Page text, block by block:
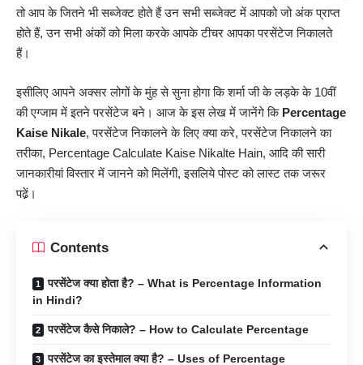
तो आप के जितने भी सब्जेक्ट होते हैं उन सभी सब्जेक्ट में आपको जो अंक प्राप्त
होते हैं, उन सभी अंकों को मिला करके आपके टीचर आपका परसेंटेज निकालते
हैं।
इसीलिए आपने अक्सर लोगों के मुंह से सुना होगा कि शर्मा जी के लड़के के 10वीं
की एग्जाम में इतने परसेंटेज बने। आज के इस लेख में जानेंगे कि Percentage
Kaise Nikale, परसेंटेज निकालने के लिए क्या करे, परसेंटेज निकालने का
तरीका, Percentage Calculate Kaise Nikalte Hain, आदि की सारी
जानकारीयांविस्तार में जानने को मिलेंगी, इसलिये पोस्ट को लास्ट तक जरूर
पढे़ं।
Contents
परसेंटेज क्या होता है? – What is Percentage Information
in Hindi?
परसेंटेज कैसे निकाले? – How to Calculate Percentage
परसेंटेज का इस्तेमाल क्या है? – Uses of Percentage